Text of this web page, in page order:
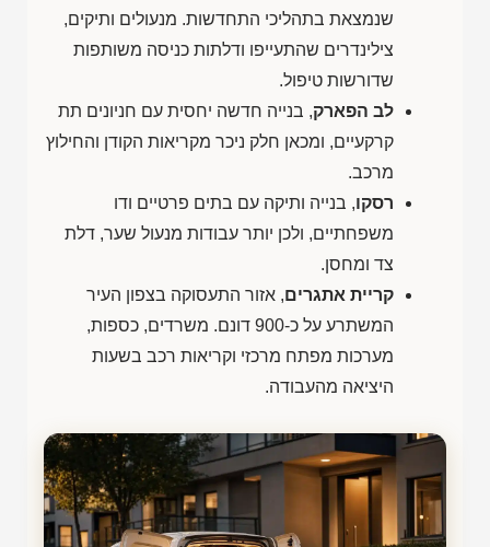
שנמצאת בתהליכי התחדשות. מנעולים ותיקים,
צילינדרים שהתעייפו ודלתות כניסה משותפות
שדורשות טיפול.
לב הפארק, בנייה חדשה יחסית עם חניונים תת
קרקעיים, ומכאן חלק ניכר מקריאות הקודן והחילוץ
מרכב.
רסקו, בנייה ותיקה עם בתים פרטיים ודו
משפחתיים, ולכן יותר עבודות מנעול שער, דלת
צד ומחסן.
קריית אתגרים, אזור התעסוקה בצפון העיר
המשתרע על כ-900 דונם. משרדים, כספות,
מערכות מפתח מרכזי וקריאות רכב בשעות
היציאה מהעבודה.